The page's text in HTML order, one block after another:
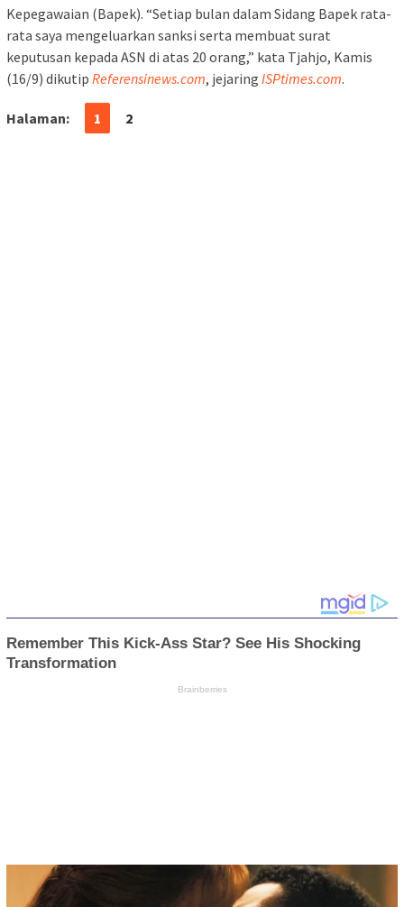
Kepegawaian (Bapek). “Setiap bulan dalam Sidang Bapek rata-
rata saya mengeluarkan sanksi serta membuat surat
keputusan kepada ASN di atas 20 orang,” kata Tjahjo, Kamis
(16/9) dikutip Referensinews.com, jejaring ISPtimes.com.
Halaman: 1 2